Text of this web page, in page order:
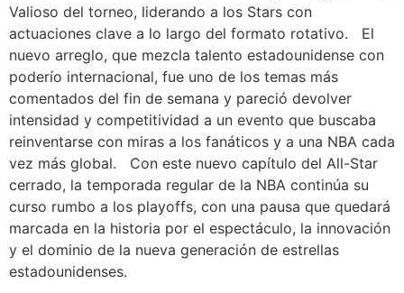
Valioso del torneo, liderando a los Stars con
actuaciones clave a lo largo del formato rotativo. El
nuevo arreglo, que mezcla talento estadounidense con
poderío internacional, fue uno de los temas más
comentados del fin de semana y pareció devolver
intensidad y competitividad a un evento que buscaba
reinventarse con miras a los fanáticos y a una NBA cada
vez más global. Con este nuevo capítulo del All-Star
cerrado, la temporada regular de la NBA continúa su
curso rumbo a los playoffs, con una pausa que quedará
marcada en la historia por el espectáculo, la innovación
y el dominio de la nueva generación de estrellas
estadounidenses.